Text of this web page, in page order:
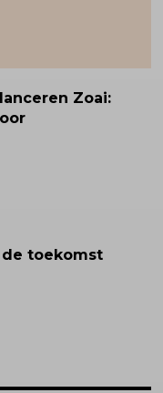
Zoai:
de toekomst